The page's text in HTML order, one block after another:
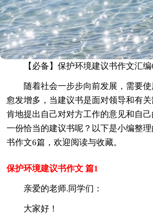
【必备】保护环境建议书作文汇
随着社会一步步向前发展，需要
愈发增多，当建议书是面对领导和有
肯地提出自己对对方工作的意见和自
一份恰当的建议书呢？以下是小编整
书作文6篇，欢迎阅读与收藏。
保护环境建议书作文 篇1
亲爱的老师.同学们：
大家好！